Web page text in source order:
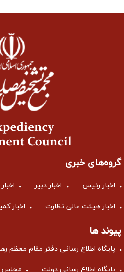
گروه‌های خبری
اخبار رئیس اخبار دبیر
اخبار هیئت عالی نظارت اخبار
پیوند ها
پایگاه اطلاع رسانی دفتر مقام معظم
پایگاه اطلاع رسانی دولت مجلس